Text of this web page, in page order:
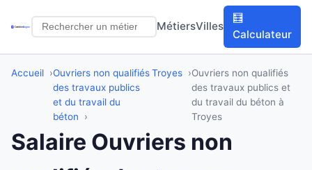
MétiersVilles
🧮
Calculateur
Accueil
Ouvriers non qualifiés
des travaux publics
et du travail du
béton
Troyes
Ouvriers non qualifiés
des travaux publics et
du travail du béton à
Troyes
Salaire Ouvriers non